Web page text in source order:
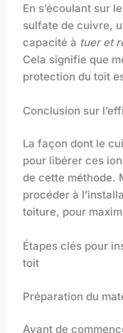
En s’écoulant sur
sulfate de cuivre,
capacité à tuer et
Cela signifie que
protection du toit
Conclusion sur
La façon dont le
pour libérer ces
de cette méthode.
procéder à
toiture, pour
Étapes clés pour
toit
Préparation du
Avant de